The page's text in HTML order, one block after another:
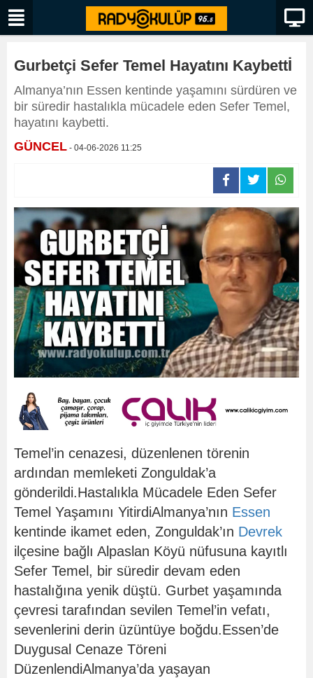
Gurbetçi Sefer Temel Hayatını Kaybettİ
Almanya’nın Essen kentinde yaşamını sürdüren ve
bir süredir hastalıkla mücadele eden Sefer Temel,
hayatını kaybetti.
GÜNCEL - 04-06-2026 11:25
Temel’in cenazesi, düzenlenen törenin
ardından memleketi Zonguldak’a
gönderildi.Hastalıkla Mücadele Eden Sefer
Temel Yaşamını YitirdiAlmanya’nın Essen
kentinde ikamet eden, Zonguldak’ın Devrek
ilçesine bağlı Alpaslan Köyü nüfusuna kayıtlı
Sefer Temel, bir süredir devam eden
hastalığına yenik düştü. Gurbet yaşamında
çevresi tarafından sevilen Temel’in vefatı,
sevenlerini derin üzüntüye boğdu.Essen’de
Duygusal Cenaze Töreni
DüzenlendiAlmanya’da yaşayan